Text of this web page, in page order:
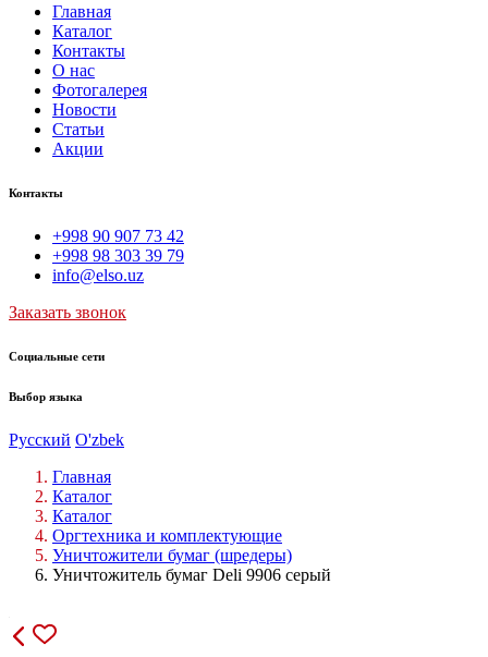
Главная
Каталог
Контакты
О нас
Фотогалерея
Новости
Статьи
Акции
Контакты
+998 90 907 73 42
+998 98 303 39 79
info@elso.uz
Заказать звонок
Социальные сети
Выбор языка
Русский O'zbek
Главная
Каталог
Каталог
Оргтехника и комплектующие
Уничтожители бумаг (шредеры)
Уничтожитель бумаг Deli 9906 серый